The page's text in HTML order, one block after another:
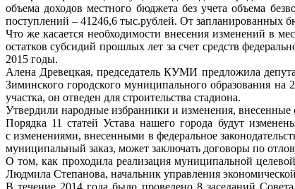
объема доходов местного бюджета без учета объема
поступлений – 41246,6 тыс.рублей. От запланированных
Что же касается необходимости внесения изменений в
остатков субсидий прошлых лет за счет средств
2015 годы.
Алена Древецкая, председатель КУМИ предложила
Зиминского городского муниципального образования на
участка, он отведен для строительства стадиона.
Утвердили народные избранники и изменения, внесенные
Порядка 11 статей Устава нашего города будут
с изменениями, внесенными в федеральное
муниципальный заказ, может заключать договоры по
О том, как проходила реализация муниципальной
Людмила Степанова, начальник управления
В течение 2014 года было проведено 8 заседаний